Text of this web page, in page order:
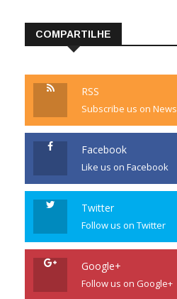
COMPARTILHE
RSS
Subscribe us on News
Facebook
Like us on Facebook
Twitter
Follow us on Twitter
Google+
Follow us on Google+